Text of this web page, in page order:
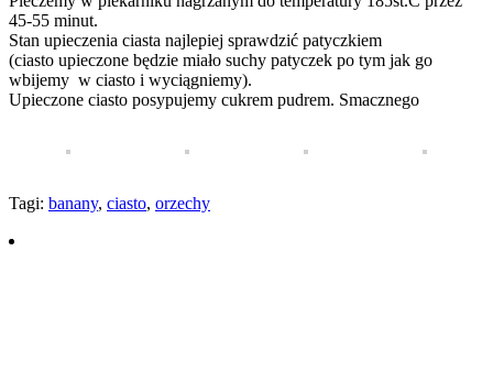
45-55 minut.
Stan upieczenia ciasta najlepiej sprawdzić patyczkiem
(ciasto upieczone będzie miało suchy patyczek po tym jak go
wbijemy w ciasto i wyciągniemy).
Upieczone ciasto posypujemy cukrem pudrem. Smacznego
Tagi: banany, ciasto, orzechy